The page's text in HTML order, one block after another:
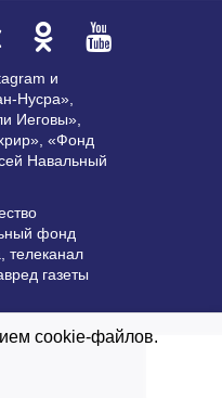
и
Нусра»,
Иеговы»,
«Фонд
Навальный
фонд
телеканал
газеты
cookie-файлов.